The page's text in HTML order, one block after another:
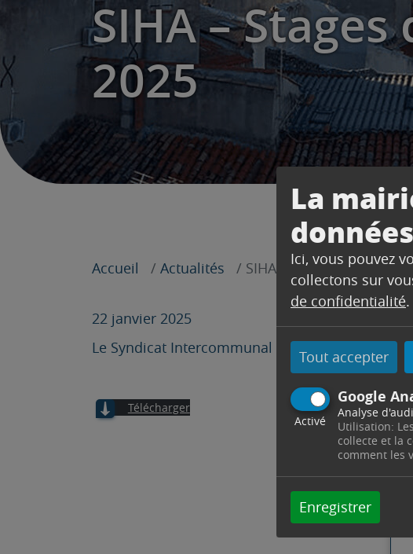
La
Ici, vous pouvez
collectons sur
de confidentialité.
Tout accepter
Google
Activé
Analyse
Utilisation:
collecte et la
comment les
Enregistrer
SIHA –
2025
Accueil Actualités SIHA – Stages des
22 janvier 2025
Le Syndicat Intercommunal du Haut de l’Arc
Télécharger